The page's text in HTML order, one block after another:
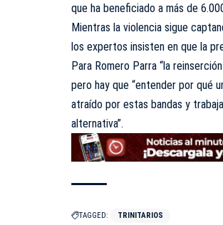
que ha beneficiado a más de
Mientras la violencia sigue
los expertos insisten en que la
Para Romero Parra “la
pero hay que “entender por qué
atraído por estas bandas y
alternativa”.
TAGGED: TRINITARIOS